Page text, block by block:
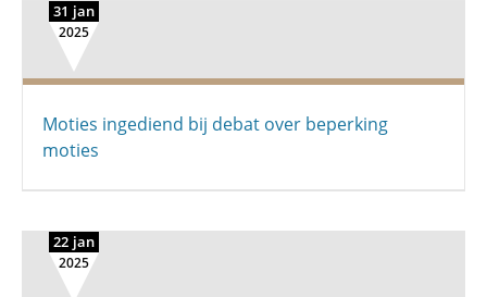
31 jan
2025
Moties ingediend bij debat over beperking
moties
22 jan
2025